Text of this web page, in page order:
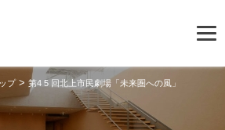
プ>第4 5 回北上市民劇場「未来圏への風」